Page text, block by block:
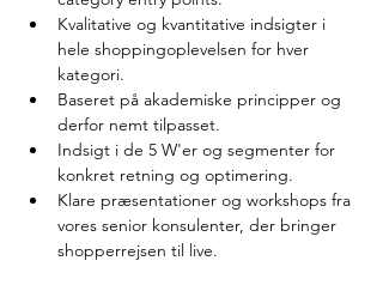
Kvalitative og kvantitative indsigter i
hele shoppingoplevelsen for hver
kategori.
Baseret på akademiske principper og
derfor nemt tilpasset.
Indsigt i de 5 W'er og segmenter for
konkret retning og optimering.
Klare præsentationer og workshops fra
vores senior konsulenter, der bringer
shopperrejsen til live.